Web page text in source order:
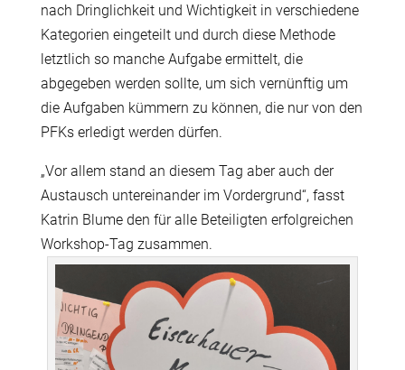
nach Dringlichkeit und Wichtigkeit in verschiedene
Kategorien eingeteilt und durch diese Methode
letztlich so manche Aufgabe ermittelt, die
abgegeben werden sollte, um sich vernünftig um
die Aufgaben kümmern zu können, die nur von den
PFKs erledigt werden dürfen.
„Vor allem stand an diesem Tag aber auch der
Austausch untereinander im Vordergrund“, fasst
Katrin Blume den für alle Beteiligten erfolgreichen
Workshop-Tag zusammen.